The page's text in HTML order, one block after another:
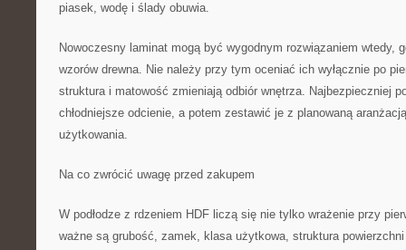
piasek, wodę i ślady obuwia.
Nowoczesny laminat mogą być wygodnym rozwiązaniem wtedy,
wzorów drewna. Nie należy przy tym oceniać ich wyłącznie po
struktura i matowość zmieniają odbiór wnętrza. Najbezpieczniej
chłodniejsze odcienie, a potem zestawić je z planowaną
użytkowania.
Na co zwrócić uwagę przed zakupem
W podłodze z rdzeniem HDF liczą się nie tylko wrażenie przy
ważne są grubość, zamek, klasa użytkowa, struktura powierzchni